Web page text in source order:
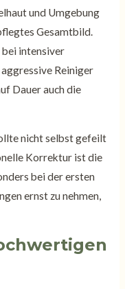
und Umgebung
Gesamtbild.
bei intensiver
Reiniger
Dauer auch die
nicht selbst gefeilt
Korrektur ist die
bei der ersten
ernst zu nehmen,